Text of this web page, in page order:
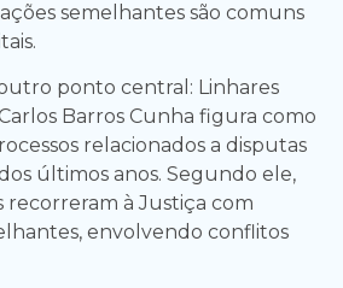
semelhantes são comuns
ponto central: Linhares
Barros Cunha figura como
relacionados a disputas
últimos anos. Segundo ele,
recorreram à Justiça com
envolvendo conflitos